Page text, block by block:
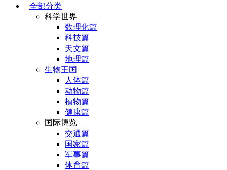
全部分类
科学世界
数理化篇
科技篇
天文篇
地理篇
生物王国
人体篇
动物篇
植物篇
健康篇
国际博览
交通篇
国家篇
军事篇
体育篇